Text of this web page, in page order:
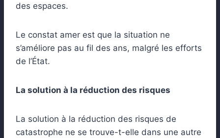
des espaces.
Le constat amer est que la situation ne
s’améliore pas au fil des ans, malgré les efforts
de l’État.
La solution à la réduction des risques
La solution à la réduction des risques de
catastrophe ne se trouve-t-elle dans une autre